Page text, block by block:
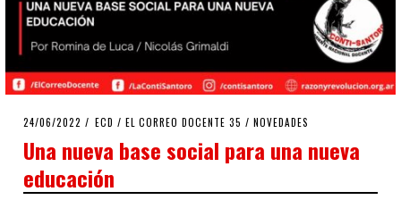
POSTED
24/06/2022 14/07/2022
ECD / EL CORREO DOCENTE 35 / NOVEDADES
Una nueva base social para una nueva
educación